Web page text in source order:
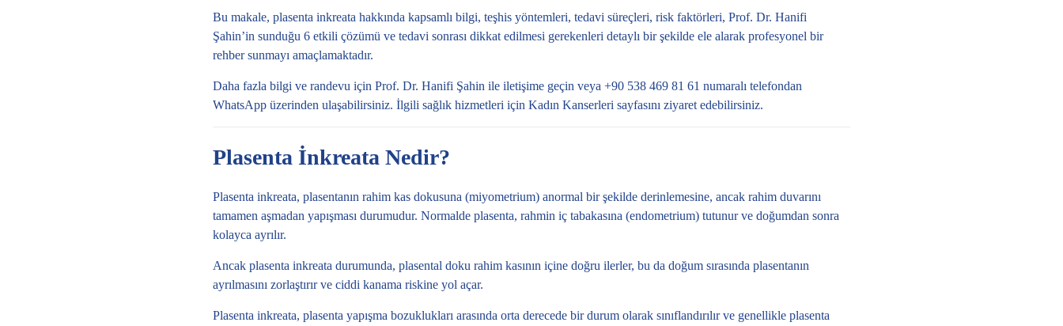
Bu makale, plasenta inkreata hakkında kapsamlı bilgi, teşhis yöntemleri, tedavi süreçleri, risk faktörleri, Prof. Dr. Hanifi
Şahin’in sunduğu 6 etkili çözümü ve tedavi sonrası dikkat edilmesi gerekenleri detaylı bir şekilde ele alarak profesyonel bir
rehber sunmayı amaçlamaktadır.
Daha fazla bilgi ve randevu için Prof. Dr. Hanifi Şahin ile iletişime geçin veya +90 538 469 81 61 numaralı telefondan
WhatsApp üzerinden ulaşabilirsiniz. İlgili sağlık hizmetleri için Kadın Kanserleri sayfasını ziyaret edebilirsiniz.
Plasenta İnkreata Nedir?
Plasenta inkreata, plasentanın rahim kas dokusuna (miyometrium) anormal bir şekilde derinlemesine, ancak rahim duvarını
tamamen aşmadan yapışması durumudur. Normalde plasenta, rahmin iç tabakasına (endometrium) tutunur ve doğumdan sonra
kolayca ayrılır.
Ancak plasenta inkreata durumunda, plasental doku rahim kasının içine doğru ilerler, bu da doğum sırasında plasentanın
ayrılmasını zorlaştırır ve ciddi kanama riskine yol açar.
Plasenta inkreata, plasenta yapışma bozuklukları arasında orta derecede bir durum olarak sınıflandırılır ve genellikle plasenta